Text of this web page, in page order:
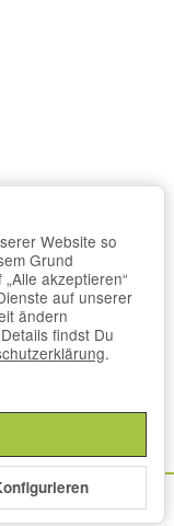
USt., zzgl.
Website so
Grund
akzeptieren“
auf unserer
ändern
findst Du
.